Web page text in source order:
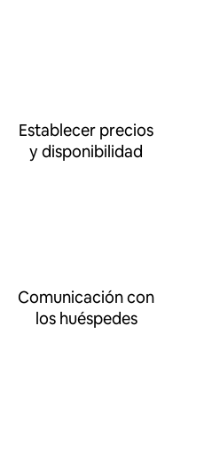
Establecer precios
y disponibilidad
Comunicación con
los huéspedes